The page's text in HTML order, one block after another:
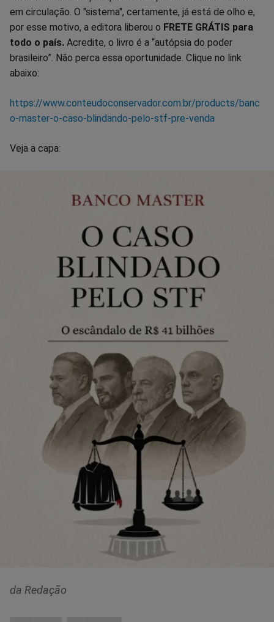
em circulação. O "sistema", certamente, já está de olho e,
por esse motivo, a editora liberou o FRETE GRÁTIS para
todo o país. Acredite, o livro é a “autópsia do poder
brasileiro”. Não perca essa oportunidade. Clique no link
abaixo:
https://www.conteudoconservador.com.br/products/banc
o-master-o-caso-blindando-pelo-stf-pre-venda
Veja a capa:
da Redação